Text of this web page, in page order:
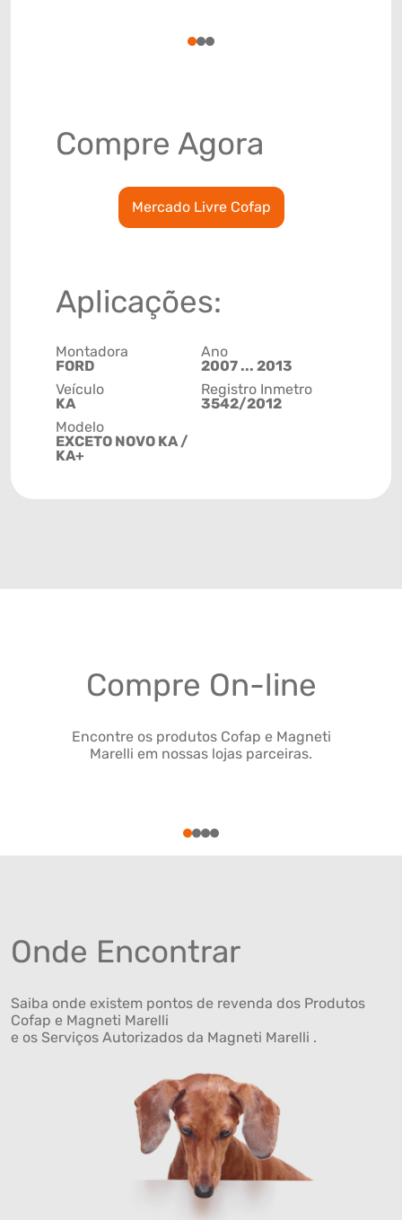
123
Compre Agora
Mercado Livre Cofap
Aplicações:
Montadora
FORD
Veículo
KA
Modelo
EXCETO NOVO KA /
KA+
Ano
2007 ... 2013
Registro Inmetro
3542/2012
Compre On-line
Encontre os produtos Cofap e Magneti
Marelli em nossas lojas parceiras.
1234
Onde Encontrar
Saiba onde existem pontos de revenda dos Produtos
Cofap e Magneti Marelli
e os Serviços Autorizados da Magneti Marelli .